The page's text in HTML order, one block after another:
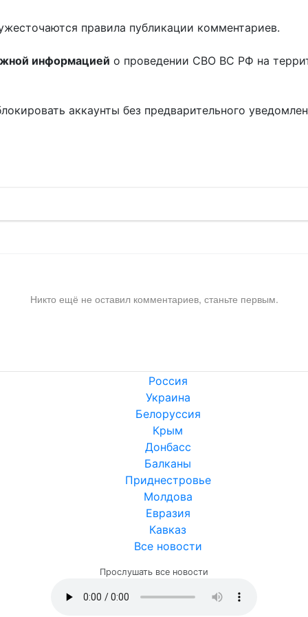
правила публикации комментариев.
информацией о проведении СВО ВС РФ на
аккаунты без предварительного
Никто ещё не оставил комментариев, станьте первым.
Россия
Украина
Белоруссия
Крым
Донбасс
Балканы
Приднестровье
Молдова
Евразия
Кавказ
Все новости
Прослушать все новости